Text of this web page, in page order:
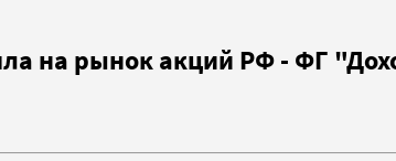
на рынок акций РФ - ФГ